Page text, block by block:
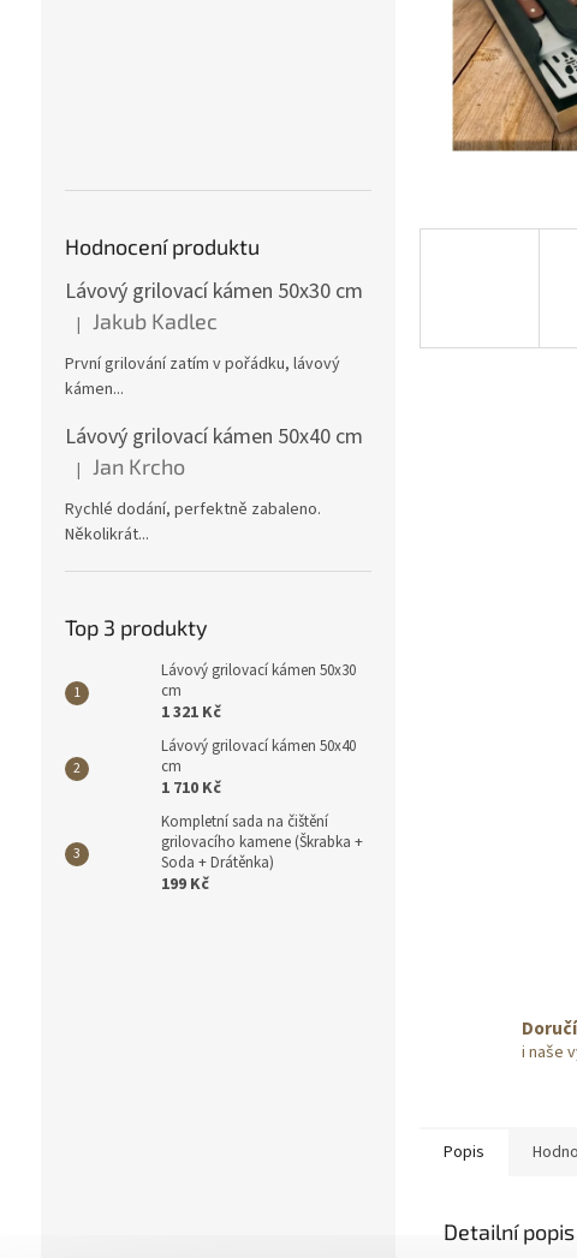
Hodnocení produktu
Lávový grilovací kámen 50x30 cm
Hodnocení produktu je 5 z 5 hvězdiček.
| Jakub Kadlec
První grilování zatím v pořádku, lávový
kámen...
Lávový grilovací kámen 50x40 cm
Hodnocení produktu je 5 z 5 hvězdiček.
| Jan Krcho
Rychlé dodání, perfektně zabaleno.
Několikrát...
Top 3 produkty
Lávový grilovací kámen 50x30
cm
1 321 Kč
Lávový grilovací kámen 50x40
cm
1 710 Kč
Kompletní sada na čištění
grilovacího kamene (Škrabka +
Soda + Drátěnka)
199 Kč
i naše
Popis
Detailní